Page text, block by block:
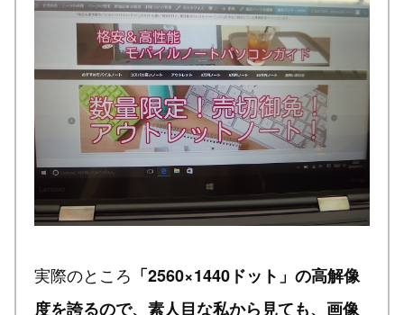
実際のところ 「2560×1440ドット」の高解像
度を誇るので、素人目な私から見ても、画像